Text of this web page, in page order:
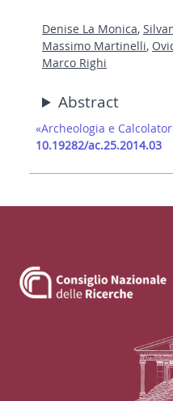
Denise La Monica,
Massimo Martinelli,
Marco Righi
Abstract
«Archeologia e
10.19282/ac.25.2014.03